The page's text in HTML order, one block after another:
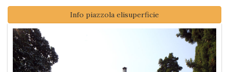
Info piazzola elisuperficie